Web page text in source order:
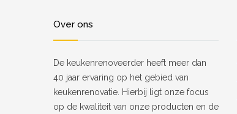
Over ons
De keukenrenoveerder heeft meer dan
40 jaar ervaring op het gebied van
keukenrenovatie. Hierbij ligt onze focus
op de kwaliteit van onze producten en de